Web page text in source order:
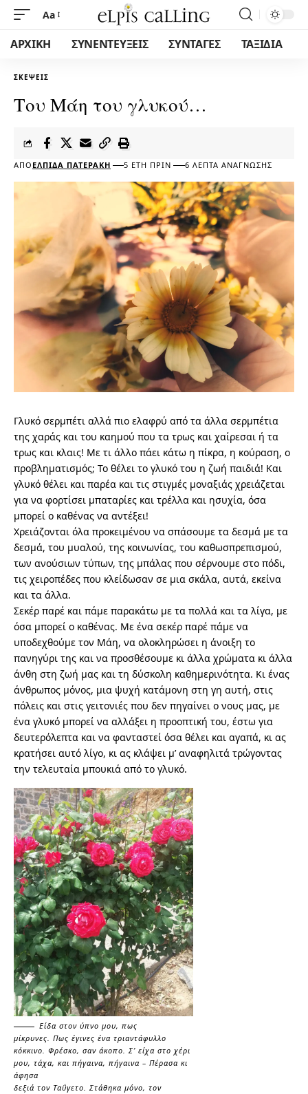
Aa
ΑΡΧΙΚΗ ΣΥΝΕΝΤΕΥΞΕΙΣ ΣΥΝΤΑΓΕΣ ΤΑΞΙΔΙΑ
ΣΚΈΨΕΙΣ
Του Μάη του γλυκού…
ΑΠΌ ΕΛΠΊΔΑ ΠΑΤΕΡΆΚΗ 5 ΈΤΗ ΠΡΙΝ 6 ΛΕΠΤΆ ΑΝΆΓΝΩΣΗΣ
Γλυκό σερμπέτι αλλά πιο ελαφρύ από τα άλλα σερμπέτια
της χαράς και του καημού που τα τρως και χαίρεσαι ή τα
τρως και κλαις! Με τι άλλο πάει κάτω η πίκρα, η κούραση, ο
προβληματισμός; Το θέλει το γλυκό του η ζωή παιδιά! Και
γλυκό θέλει και παρέα και τις στιγμές μοναξιάς χρειάζεται
για να φορτίσει μπαταρίες και τρέλλα και ησυχία, όσα
μπορεί ο καθένας να αντέξει!
Χρειάζονται όλα προκειμένου να σπάσουμε τα δεσμά με τα
δεσμά, του μυαλού, της κοινωνίας, του καθωσπρεπισμού,
των ανούσιων τύπων, της μπάλας που σέρνουμε στο πόδι,
τις χειροπέδες που κλείδωσαν σε μια σκάλα, αυτά, εκείνα
και τα άλλα.
Σεκέρ παρέ και πάμε παρακάτω με τα πολλά και τα λίγα, με
όσα μπορεί ο καθένας. Με ένα σεκέρ παρέ πάμε να
υποδεχθούμε τον Μάη, να ολοκληρώσει η άνοιξη το
πανηγύρι της και να προσθέσουμε κι άλλα χρώματα κι άλλα
άνθη στη ζωή μας και τη δύσκολη καθημερινότητα. Κι ένας
άνθρωπος μόνος, μια ψυχή κατάμονη στη γη αυτή, στις
πόλεις και στις γειτονιές που δεν πηγαίνει ο νους μας, με
ένα γλυκό μπορεί να αλλάξει η προοπτική του, έστω για
δευτερόλεπτα και να φανταστεί όσα θέλει και αγαπά, κι ας
κρατήσει αυτό λίγο, κι ας κλάψει μ’ αναφηλιτά τρώγοντας
την τελευταία μπουκιά από το γλυκό.
Είδα στον ύπνο μου, πως
μίκρυνες.Πως έγινες ένα τριαντάφυλλο
κόκκινο.Φρέσκο, σαν άκοπο. Σ’ είχαστο χέρι
μου, τάχα, και πήγαινα,πήγαινα –Πέρασα κι
άφησα
δεξιά τον Ταΰγετο. Στάθηκα μόνο,τον